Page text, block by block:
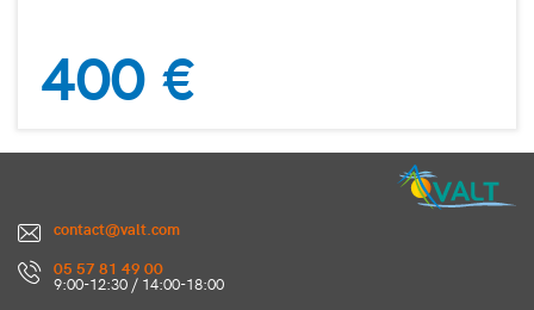
400 €
contact@valt.com
05 57 81 49 00
9:00-12:30 / 14:00-18:00